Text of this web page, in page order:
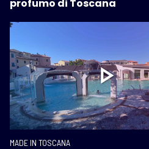
profumo di Toscana
MADE IN TOSCANA